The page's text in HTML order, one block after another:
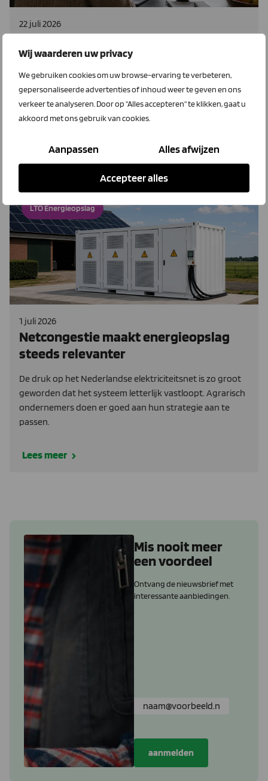
Wij waarderen uw privacy
We gebruiken cookies om uw browse-ervaring te verbeteren,
gepersonaliseerde advertenties of inhoud weer te geven en ons
verkeer te analyseren. Door op "Alles accepteren" te klikken, gaat u
akkoord met ons gebruik van cookies.
Aanpassen Alles afwijzen
Accepteer alles
22 juli 2026
Salderen stopt. Wat zijn de gevolgen
voor jou?
Per 1 januari 2027 verdwijnt de mogelijkheid om te
salderen. Wat zijn de gevolgen voor jou? Past je
energieleverancier nog bij jouw bedrijf als de
salderingsregeling stopt?
LTO Energieopslag
1 juli 2026
Netcongestie maakt energieopslag
steeds relevanter
De druk op het Nederlandse elektriciteitsnet is zo groot
geworden dat het systeem letterlijk vastloopt. Agrarisch
ondernemers doen er goed aan hun strategie aan te
passen.
Lees meer
Mis nooit meer
een voordeel
Ontvang de nieuwsbrief met
interessante aanbiedingen.